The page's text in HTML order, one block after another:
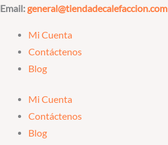
Ir
contenido
Email:general@tiendadecalefaccion.com
Mi Cuenta
Contáctenos
Blog
Mi Cuenta
Contáctenos
Blog